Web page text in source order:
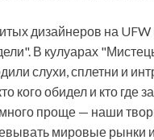
дизайнеров на UFW
В кулуарах
слухи, сплетни и
кого обидел и кто где
проще — наши
мировые рынки